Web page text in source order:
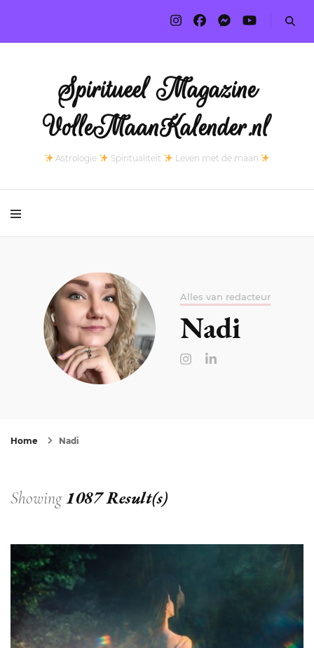
Spiritueel Magazine
VolleMaanKalender.nl
Astrologie Spiritualiteit Leven met de maan
Alles van redacteur
Nadi
Home Nadi
Showing1087 Result(s)